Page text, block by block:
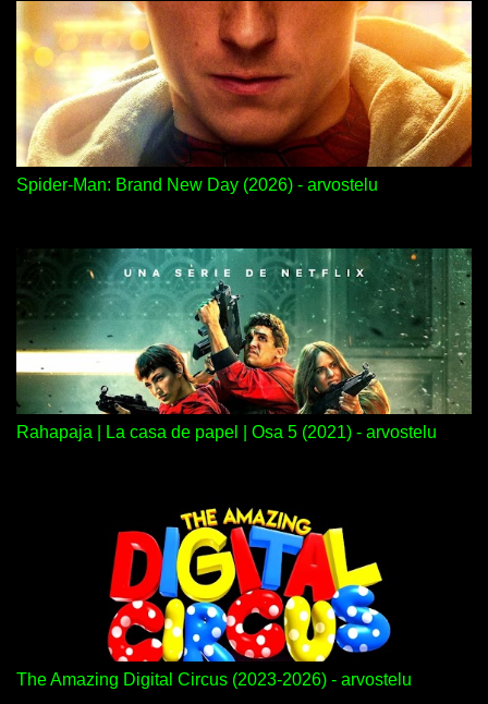
Spider-Man: Brand New Day (2026) - arvostelu
Rahapaja | La casa de papel | Osa 5 (2021) - arvostelu
The Amazing Digital Circus (2023-2026) - arvostelu